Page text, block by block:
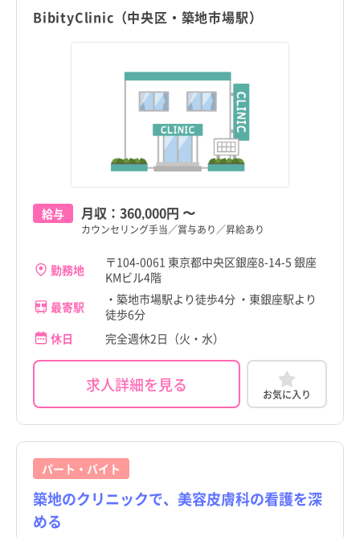
東京都
北海道
青森県
岩手県
宮城県
秋田県
山形県
福島県
茨城県
千代田区
台東区
墨田区
目黒区
大田区
世田谷区
中野区
杉並区
BibityClinic（中央区・築地市場駅）
給与 月収： 360,000円 〜
カウンセリング手当／賞与あり／昇給あり
勤務地
〒104-0061 東京都中央区銀座8-14-5 銀座
KMビル4階
最寄駅
・築地市場駅より徒歩4分 ・東銀座駅より
徒歩6分
休日
完全週休2日（火・水）
求人詳細を見る お気に入り
パート・バイト
築地のクリニックで、美容皮膚科の看護を深
める
東京都
北海道
青森県
岩手県
宮城県
秋田県
山形県
福島県
茨城県
千代田区
台東区
墨田区
目黒区
大田区
世田谷区
中野区
杉並区